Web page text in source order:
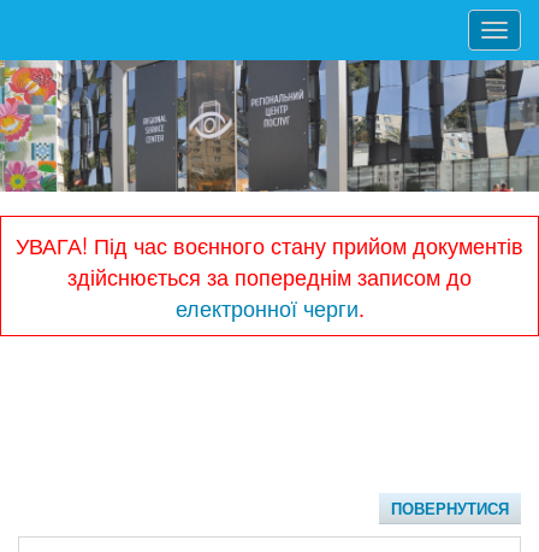
УВАГА! Під час воєнного стану прийом документів
здійснюється за попереднім записом до
електронної черги.
ПОВЕРНУТИСЯ